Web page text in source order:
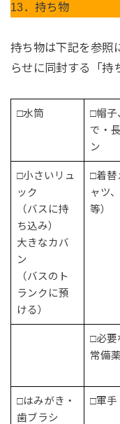
13．持ち物
持ち物は下記を参照
らせに同封する「持
□水筒
□帽子
で・
ン
□小さいリュ
ック
（バスに持
ち込み）
大きなカバ
ン
（バスのト
ランクに預
ける）
□着替
ャツ
等）
□必要
常備薬
□はみがき・
歯ブラシ
□軍手